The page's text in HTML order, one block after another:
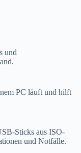
und
PC läuft und hilft
Sticks aus ISO-
und Notfälle.